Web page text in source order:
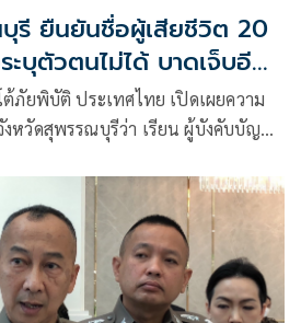
รี ยืนยันชื่อผู้เสียชีวิต 20
บุตัวตนไม่ได้ บาดเจ็บอีก
ภัยพิบัติ ประเทศไทย เปิดเผยความ
รรณบุรีว่า เรียน ผู้บังคับบัญชา
งานผลิตพลุ ดอกไม้ไฟ